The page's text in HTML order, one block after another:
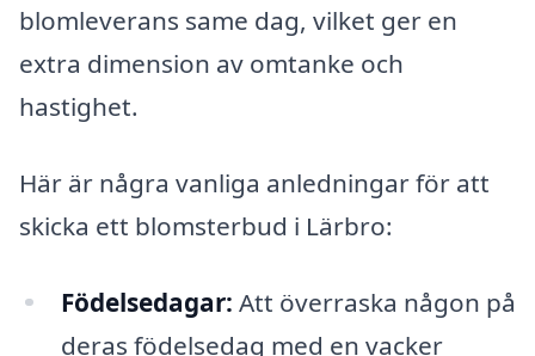
blomleverans same dag, vilket ger en
extra dimension av omtanke och
hastighet.
Här är några vanliga anledningar för att
skicka ett blomsterbud i Lärbro:
Födelsedagar: Att överraska någon på
deras födelsedag med en vacker